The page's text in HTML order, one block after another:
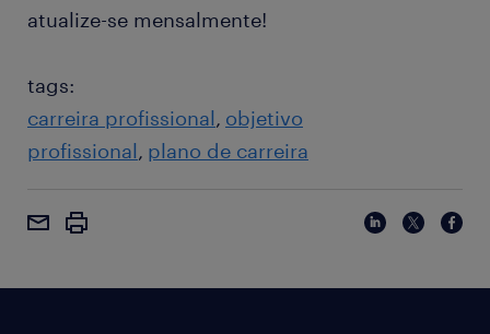
atualize-se mensalmente!
tags:
carreira profissional objetivo
profissional plano de carreira